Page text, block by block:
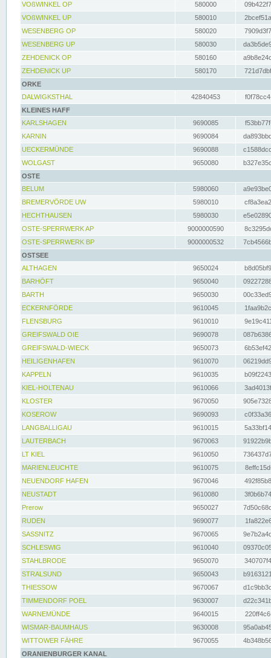
VOßWINKEL OP
580000
VOßWINKEL UP
580010
WESENBERG OP
580020
WESENBERG UP
580030
ZEHDENICK OP
580160
ZEHDENICK UP
580170
ORKE
DALWIGKSTHAL
42840453
KLEINES HAFF
KARLSHAGEN
9690085
KARNIN
9690084
UECKERMÜNDE
9690088
WOLGAST
9650080
OSTE
BELUM
5980060
BREMERVÖRDE UW
5980010
HECHTHAUSEN
5980030
OSTE-SPERRWERK AP
9000000590
OSTE-SPERRWERK BP
9000000532
OSTSEE
ALTHAGEN
9650024
BARHÖFT
9650040
BARTH
9650030
ECKERNFÖRDE
9610045
FLENSBURG
9610010
GREIFSWALD OIE
9690078
GREIFSWALD-WIECK
9650073
HEILIGENHAFEN
9610070
KAPPELN
9610035
KIEL-HOLTENAU
9610066
KLOSTER
9670050
KOSEROW
9690093
LANGBALLIGAU
9610015
LAUTERBACH
9670063
LT KIEL
9610050
MARIENLEUCHTE
9610075
NEUENDORF HAFEN
9670046
NEUSTADT
9610080
Prerow
9650027
RUDEN
9690077
SASSNITZ
9670065
SCHLESWIG
9610040
STAHLBRODE
9650070
STRALSUND
9650043
THIESSOW
9670067
TIMMENDORF POEL
9630007
WARNEMÜNDE
9640015
WISMAR-BAUMHAUS
9630008
WITTOWER FÄHRE
9670055
ORANIENBURGER KANAL